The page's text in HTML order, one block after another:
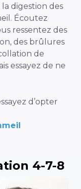
digestion des
Écoutez
ressentez des
des brûlures
de
essayez de ne
d’opter
4-7-8